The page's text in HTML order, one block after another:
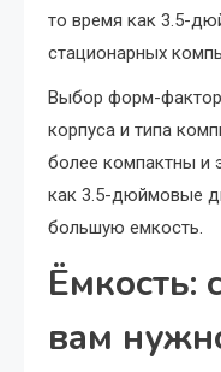
то время как 3.5-
стационарных
Выбор форм-
корпуса и типа
более компактны и
как 3.5-дюймовые
большую емкость.
Ёмкость:
вам